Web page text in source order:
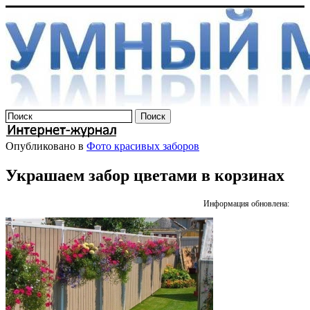
Опубликовано в Фото красивых заборов
Украшаем забор цветами в корзинах
Информация обновлена: